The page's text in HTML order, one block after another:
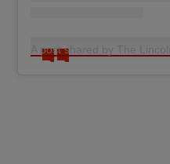
A post shared by The